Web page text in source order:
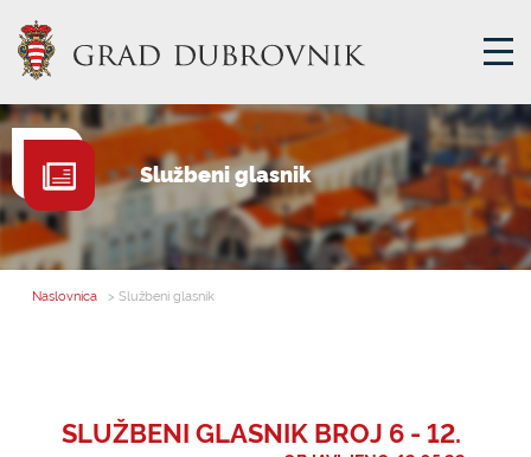
GRADSKA UPRAVA
GRADONAČELNIK
MJESNA SAMOUPRAVA
Službeni glasnik
Naslovnica > Službeni glasnik
SLUŽBENI GLASNIK BROJ 6 - 12.